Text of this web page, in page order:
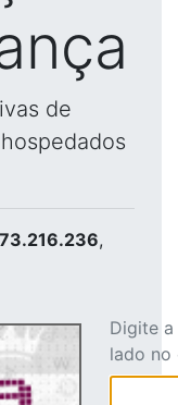
de
,
Digite
lado no